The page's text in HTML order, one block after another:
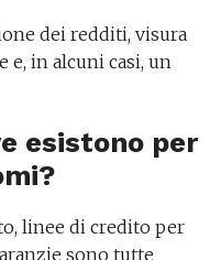
dei redditi, visura
e, in alcuni casi, un
esistono per
linee di credito per
sono tutte